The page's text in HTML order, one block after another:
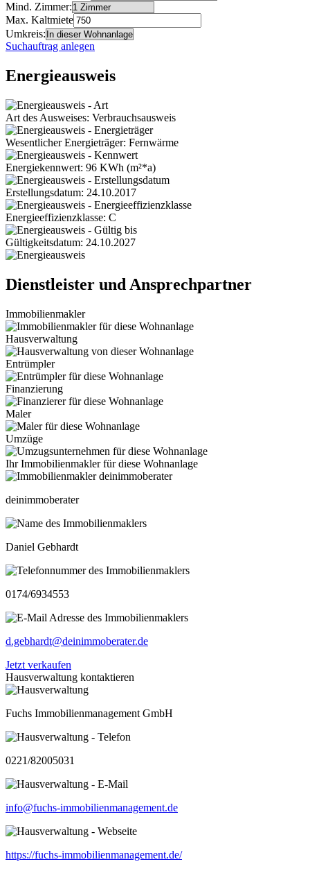
Mind. Zimmer:
Max. Kaltmiete
Umkreis:
Suchauftrag anlegen
Energieausweis
Art des Ausweises: Verbrauchsausweis
Wesentlicher Energieträger: Fernwärme
Energiekennwert: 96 KWh (m²*a)
Erstellungsdatum: 24.10.2017
Energieeffizienzklasse: C
Gültigkeitsdatum: 24.10.2027
Dienstleister und Ansprechpartner
Immobilienmakler
Hausverwaltung
Entrümpler
Finanzierung
Maler
Umzüge
Ihr Immobilienmakler für diese Wohnanlage
deinimmoberater
Daniel Gebhardt
0174/6934553
d.gebhardt@deinimmoberater.de
Jetzt verkaufen
Hausverwaltung kontaktieren
Fuchs Immobilienmanagement GmbH
0221/82005031
info@fuchs-immobilienmanagement.de
https://fuchs-immobilienmanagement.de/